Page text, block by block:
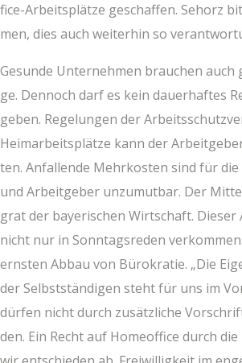
fice-Arbeits­plät­ze geschaf­fen. Seh­orz
men, dies auch wei­ter­hin so
Gesun­de Unter­neh­men brau­chen
ge. Den­noch darf es kein dau­er­haf­tes
geben. Rege­lun­gen der
Heim­ar­beits­plät­ze kann der
ten. Anfal­len­de Mehr­kos­ten sind für
und Arbeit­ge­ber unzu­mut­bar. Der
grat der baye­ri­schen Wirt­schaft. Die­ser
nicht nur in Sonn­tags­re­den
erns­ten Abbau von Büro­kra­tie. „Die
der Selbst­stän­di­gen steht für uns im
dür­fen nicht durch zusätz­li­che
den. Ein Recht auf Home­of­fice durch